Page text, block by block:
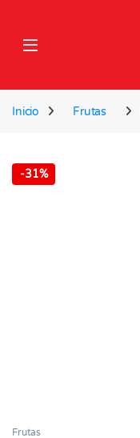
Inicio Frutas
-31%
Frutas